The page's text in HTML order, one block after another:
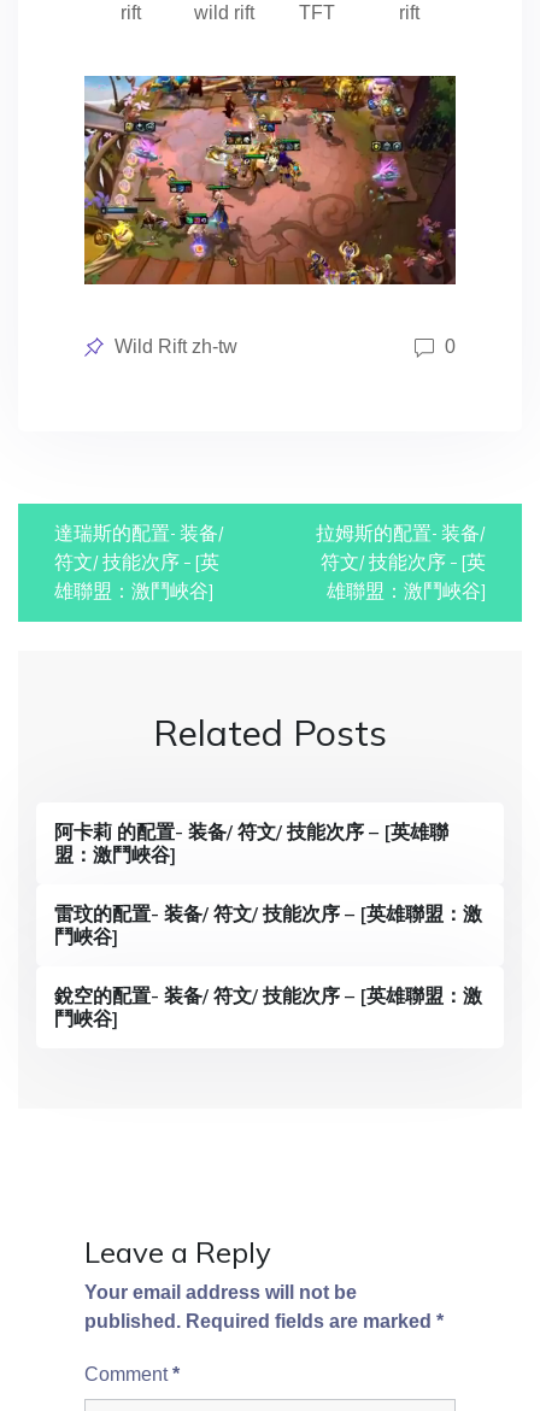
rift
wild rift
TFT
rift
Posted
Wild Rift zh-tw 0
s
達瑞斯的配置- 装备/
符文/ 技能次序 – [英
雄聯盟：激鬥峽谷]
拉姆斯的配置- 装备/
符文/ 技能次序 – [英
雄聯盟：激鬥峽谷]
Related Posts
阿卡莉 的配置- 装备/ 符文/ 技能次序 – [英雄聯
盟：激鬥峽谷]
雷玟的配置- 装备/ 符文/ 技能次序 – [英雄聯盟：激
鬥峽谷]
銳空的配置- 装备/ 符文/ 技能次序 – [英雄聯盟：激
鬥峽谷]
Leave a Reply
Your email address will not be
published. Required fields are marked *
Comment*